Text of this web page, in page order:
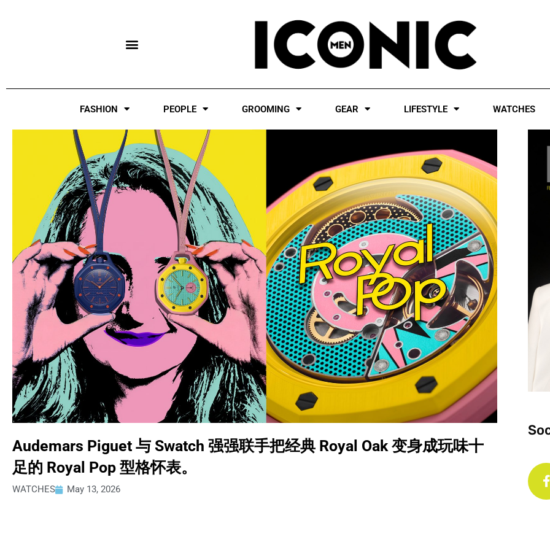
FASHION PEOPLE GROOMING GEAR LIFESTYLE WATCHES
Audemars Piguet 与 Swatch 强强联手把经典 Royal Oak 变身成玩味十
足的 Royal Pop 型格怀表。
WATCHES May 13, 2026
c